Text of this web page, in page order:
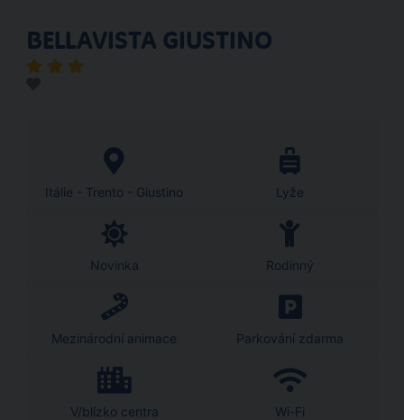
BELLAVISTA GIUSTINO
Itálie - Trento - Giustino Lyže
Novinka Rodinný
Mezinárodní animace Parkování zdarma
V/blízko centra Wi-Fi